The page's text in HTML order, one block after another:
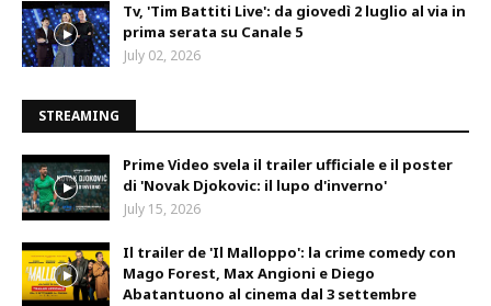
Tv, 'Tim Battiti Live': da giovedì 2 luglio al via in
prima serata su Canale 5
July 02, 2026
STREAMING
Prime Video svela il trailer ufficiale e il poster
di 'Novak Djokovic: il lupo d'inverno'
July 15, 2026
Il trailer de 'Il Malloppo': la crime comedy con
Mago Forest, Max Angioni e Diego
Abatantuono al cinema dal 3 settembre